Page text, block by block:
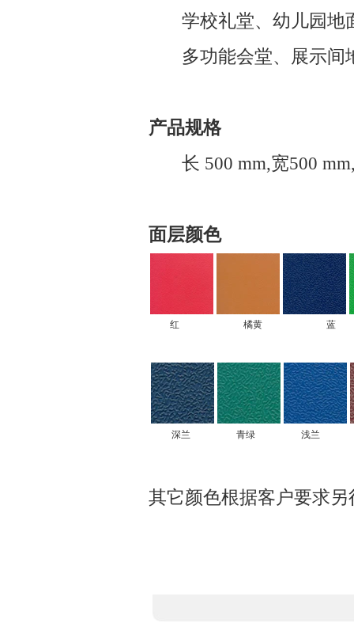
学校礼堂、幼儿园地
多功能会堂、展示间
产品规格
长 500 mm,宽500
面层颜色
红 橘黄 蓝
深兰 青绿 浅兰
其它颜色根据客户要求另